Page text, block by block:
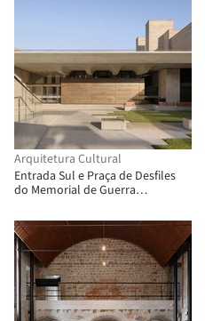
Arquitetura Cultural
Entrada Sul e Praça de Desfiles
do Memorial de Guerra